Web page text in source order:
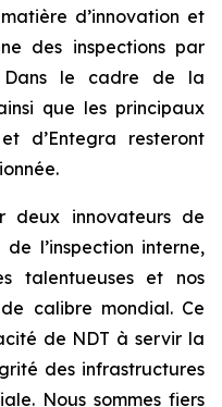
d’innovation et
des inspections par
le cadre de la
que les principaux
d’Entegra resteront
deux innovateurs de
l’inspection interne,
talentueuses et nos
calibre mondial. Ce
de NDT à servir la
des infrastructures
Nous sommes fiers